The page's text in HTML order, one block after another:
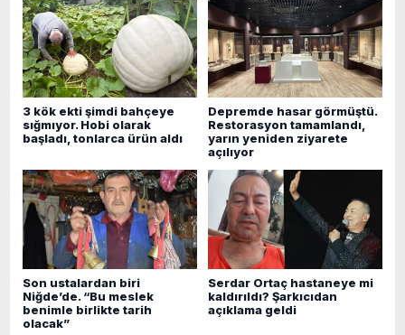
3 kök ekti şimdi bahçeye
sığmıyor. Hobi olarak
başladı, tonlarca ürün aldı
Depremde hasar görmüştü.
Restorasyon tamamlandı,
yarın yeniden ziyarete
açılıyor
Son ustalardan biri
Niğde’de. “Bu meslek
benimle birlikte tarih
olacak”
Serdar Ortaç hastaneye mi
kaldırıldı? Şarkıcıdan
açıklama geldi